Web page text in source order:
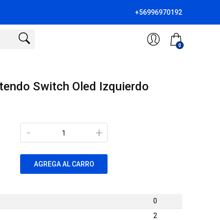
+56996970192
0
Switch Oled Izquierdo
+
-
AGREGA AL CARRO
0
2